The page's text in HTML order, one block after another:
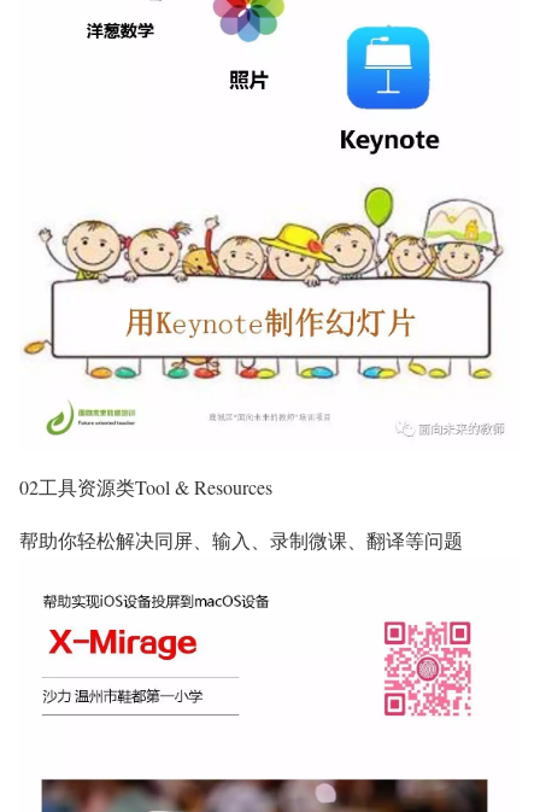
02工具资源类Tool & Resources
帮助你轻松解决同屏、输入、录制微课、翻译等问题